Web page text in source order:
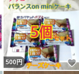
いいね！
500円